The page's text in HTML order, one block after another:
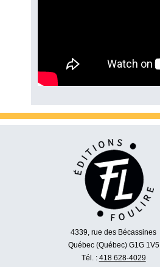
4339, rue des Bécassines
Québec (Québec) G1G 1V5
Tél. : 418 628-4029